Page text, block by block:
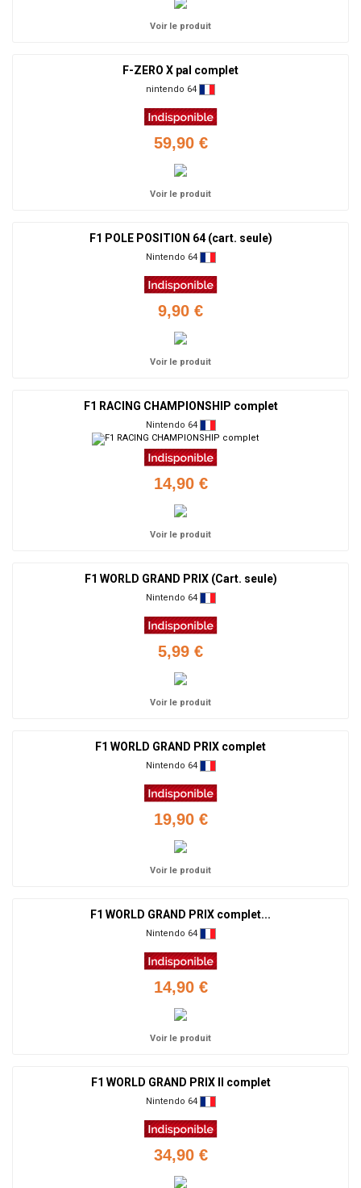
Voir le produit
F-ZERO X pal complet
nintendo 64
59,90 €
Voir le produit
F1 POLE POSITION 64 (cart. seule)
Nintendo 64
9,90 €
Voir le produit
F1 RACING CHAMPIONSHIP complet
Nintendo 64
14,90 €
Voir le produit
F1 WORLD GRAND PRIX (Cart. seule)
Nintendo 64
5,99 €
Voir le produit
F1 WORLD GRAND PRIX complet
Nintendo 64
19,90 €
Voir le produit
F1 WORLD GRAND PRIX complet...
Nintendo 64
14,90 €
Voir le produit
F1 WORLD GRAND PRIX II complet
Nintendo 64
34,90 €